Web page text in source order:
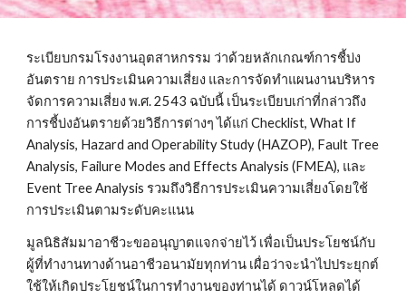
ระเบียบกรมโรงงานอุตสาหกรรม ว่าด้วยหลักเกณฑ์การชี้บ่ง
อันตราย การประเมินความเสี่ยง และการจัดทำแผนงานบริหาร
จัดการความเสี่ยง พ.ศ. 2543 ฉบับนี้ เป็นระเบียบเก่าที่กล่าวถึง
การชี้บ่งอันตรายด้วยวิธีการต่างๆ ได้แก่ Checklist, What If
Analysis, Hazard and Operability Study (HAZOP), Fault Tree
Analysis, Failure Modes and Effects Analysis (FMEA), และ
Event Tree Analysis รวมถึงวิธีการประเมินความเสี่ยงโดยใช้
การประเมินตามระดับคะแนน
มูลนิธิสัมมาอาชีวะขออนุญาตแจกจ่ายไว้ เพื่อเป็นประโยชน์กับ
ผู้ที่ทำงานทางด้านอาชีวอนามัยทุกท่าน เผื่อว่าจะนำไปประยุกต์
ใช้ให้เกิดประโยชน์ในการทำงานของท่านได้ ดาวน์โหลดได้